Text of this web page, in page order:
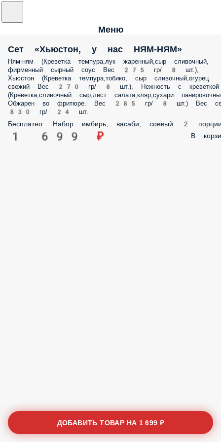
Меню
Сет «Хьюстон, у нас НЯМ-НЯМ»
Ням-ням (Креветка темпура,лук жаренный,сыр сливочный,
фирменный сырный соус Вес 275 гр/ 8 шт.),
Хьюстон (Креветка темпура,тобико, сыр сливочный,огурец
свежий Вес 270 гр/ 8 шт.), Нежность с креветкой
(Креветка,сливочный сыр,лист салата,кляр,сухари
Обжарен во фритюре. Вес 285 гр/ 8 шт.) Вес
830 гр/ 24 шт.
Бесплатно: Набор имбирь, васаби, соевый 2
1 699 ₽ В
ДОБАВИТЬ ТОВАР НА 1 699 ₽